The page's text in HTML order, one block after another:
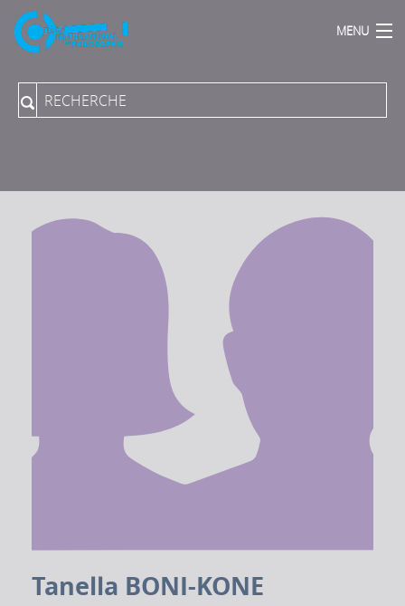
MENU
Qui sommes Nous ?
Collection du Collège aux PUPN
Tanella BONI-KONE